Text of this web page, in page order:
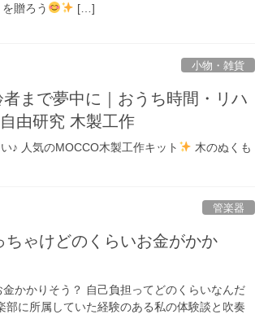
贈ろう […]
小物・雑貨
まで夢中に｜おうち時間・リハ
由研究 木製工作
♪ 人気のMOCCO木製工作キット
木のぬくも
管楽器
ちゃけどのくらいお金がかか
かかりそう？ 自己負担ってどのくらいなんだ
に所属していた経験のある私の体験談と吹奏